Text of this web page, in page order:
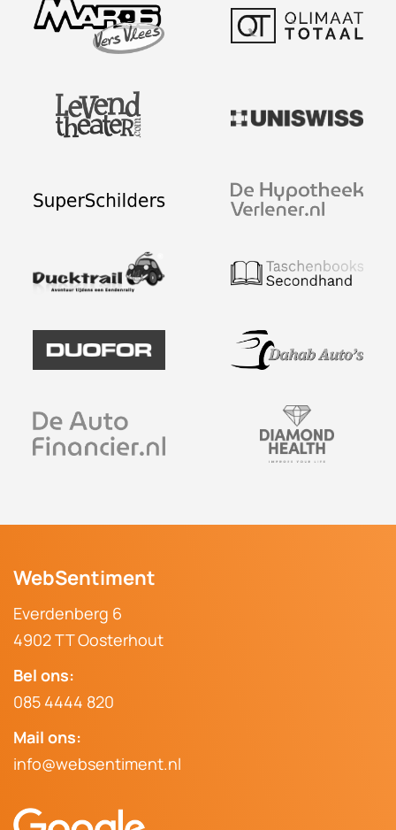
Afspraak maken
WebSentiment
Everdenberg 6
4902 TT Oosterhout
Bel ons:
085 4444 820
Mail ons:
info@websentiment.nl